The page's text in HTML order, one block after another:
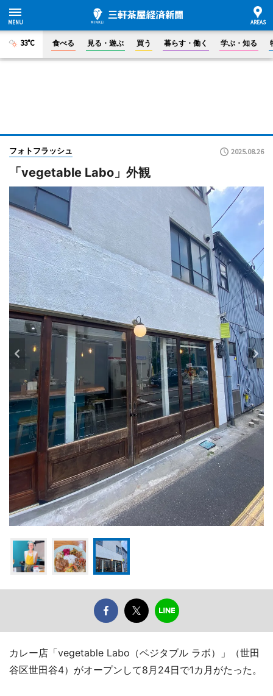
33°C 食べる 見る・遊ぶ 買う 暮らす・働く 学ぶ・知る
フォトフラッシュ 2025.08.26
「vegetable Labo」外観
カレー店「vegetable Labo（ベジタブル ラボ）」（世田
谷区世田谷4）がオープンして8月24日で1カ月がたった。